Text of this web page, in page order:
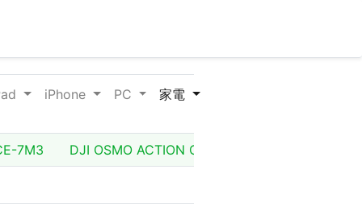
iPhone PC 家電
7M3 DJI OSMO ACTION OSMACT アクションカメラ